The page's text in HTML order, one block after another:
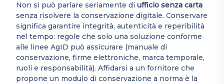
Non si può parlare seriamente diufficio senza carta
senza risolvere la conservazione digitale. Conservare
significa garantire integrità, autenticità e reperibilità
nel tempo: regole che solo una soluzione conforme
alle linee AgID può assicurare (manuale di
conservazione, firme elettroniche, marca temporale,
ruoli e responsabilità). Affidarsi a un fornitore che
propone un modulo di conservazione a norma è la